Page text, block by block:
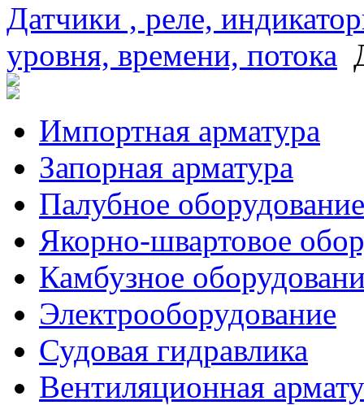
Датчики , реле,
уровня, времени, потока
Импортная арматура
Запорная арматура
Палубное оборудование
Якорно-швартовое
Камбузное
Электрооборудование
Судовая гидравлика
Вентиляционная